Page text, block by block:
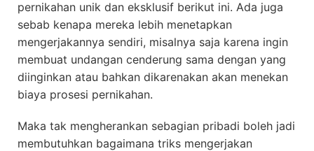
pernikahan unik dan eksklusif berikut ini. Ada juga
sebab kenapa mereka lebih menetapkan
mengerjakannya sendiri, misalnya saja karena ingin
membuat undangan cenderung sama dengan yang
diinginkan atau bahkan dikarenakan akan menekan
biaya prosesi pernikahan.
Maka tak mengherankan sebagian pribadi boleh jadi
membutuhkan bagaimana triks mengerjakan